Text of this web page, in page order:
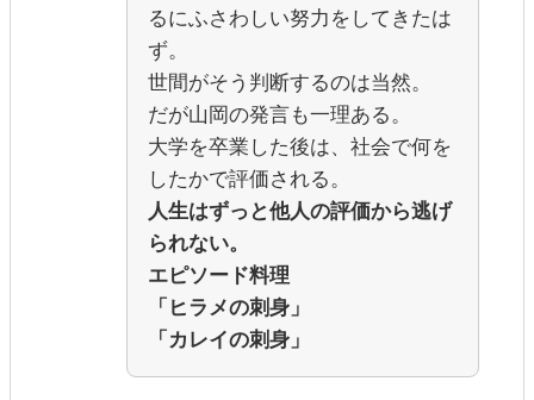
るにふさわしい努力をしてきたは
ず。
世間がそう判断するのは当然。
だが山岡の発言も一理ある。
大学を卒業した後は、社会で何を
したかで評価される。
人生はずっと他人の評価から逃げ
られない。
エピソード料理
「ヒラメの刺身」
「カレイの刺身」